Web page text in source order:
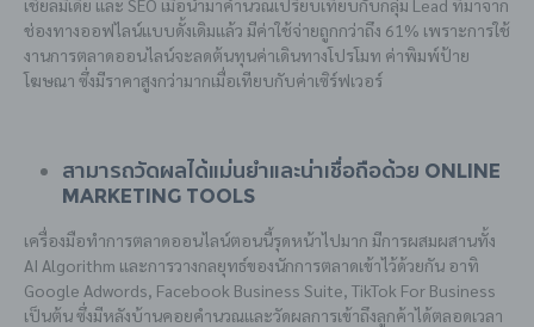
เชียลมีเดีย และ SEO เมื่อนำมาคำนวณเปรียบเทียบกับกลุ่ม Lead ที่มาจาก
ช่องทางออฟไลน์แบบดั้งเดิมแล้ว มีค่าใช้จ่ายถูกกว่าถึง 61% เพราะการใช้
งานการตลาดออนไลน์จะลดต้นทุนค่าเดินทางโปรโมท ค่าพิมพ์ป้าย
โฆษณา ซึ่งมีราคาสูงกว่ามากเมื่อเทียบกับค่าเซิร์ฟเวอร์
สามารถวัดผลได้แม่นยำและน่าเชื่อถือด้วย Online
Marketing Tools
เครื่องมือทำการตลาดออนไลน์ตอนนี้รุดหน้าไปมาก มีการผสมผสานทั้ง
AI Algorithm และการวางกลยุทธ์ของนักการตลาดเข้าไว้ด้วยกัน อาทิ
Google Adwords, Facebook Business Suite, TikTok For Business
เป็นต้น ซึ่งมีหลังบ้านคอยคำนวณและวัดผลการเข้าถึงลูกค้าได้ตลอดเวลา